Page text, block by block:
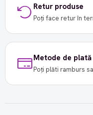
Retur produse
Poți face retur în
Metode de plată
Poți plăti ramburs